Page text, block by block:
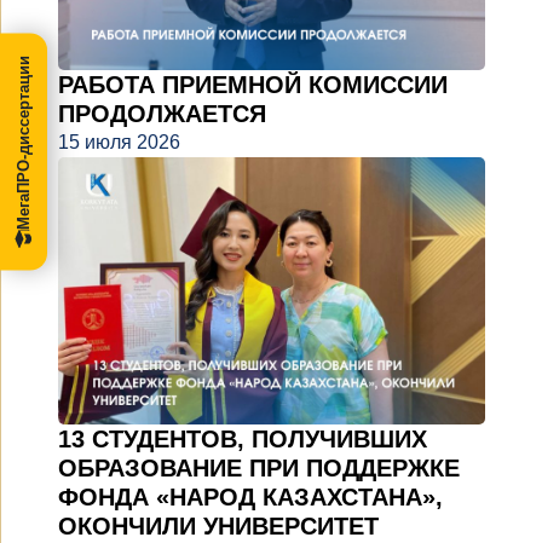
РАБОТА ПРИЕМНОЙ КОМИССИИ
ПРОДОЛЖАЕТСЯ
15 июля 2026
13 СТУДЕНТОВ, ПОЛУЧИВШИХ
ОБРАЗОВАНИЕ ПРИ ПОДДЕРЖКЕ
ФОНДА «НАРОД КАЗАХСТАНА»,
ОКОНЧИЛИ УНИВЕРСИТЕТ
МегаПРО-диссертации